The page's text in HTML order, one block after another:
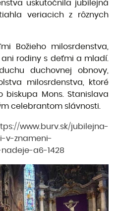
uskutočnila jubilejná
veriacich z rôznych
Božieho milosrdenstva,
rodiny s deťmi a mladí.
duchovnej obnovy,
milosrdenstva, ktoré
biskupa Mons. Stanislava
celebrantom slávnosti.
www.burv.sk/jubilejna-
v-znameni-
a6-1428